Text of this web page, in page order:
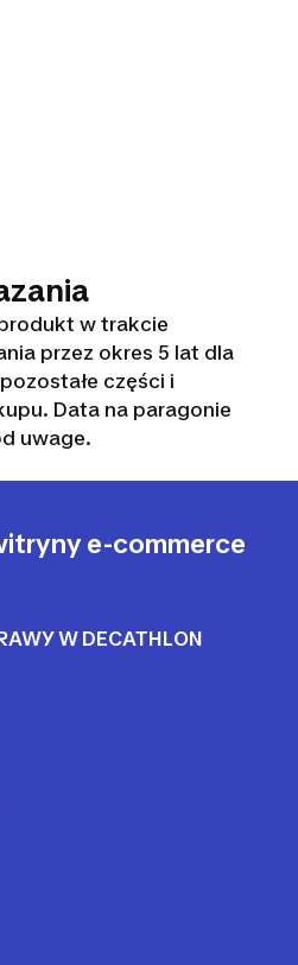
w trakcie
przez okres 5 lat dla
części i
Data na paragonie
uwage.
e-commerce
W DECATHLON